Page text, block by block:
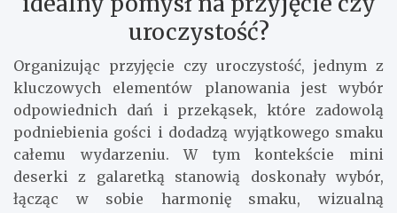
uroczystość?
Organizując przyjęcie czy uroczystość, jednym z
kluczowych elementów planowania jest wybór
odpowiednich dań i przekąsek, które zadowolą
podniebienia gości i dodadzą wyjątkowego smaku
całemu wydarzeniu. W tym kontekście mini
deserki z galaretką stanowią doskonały wybór,
łącząc w sobie harmonię smaku, wizualną